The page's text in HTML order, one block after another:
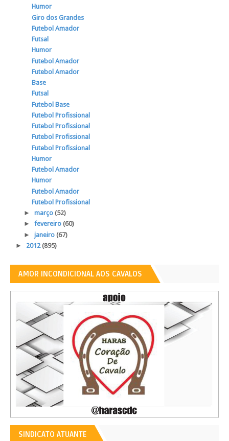
Humor
Giro dos Grandes
Futebol Amador
Futsal
Humor
Futebol Amador
Futebol Amador
Base
Futsal
Futebol Base
Futebol Profissional
Futebol Profissional
Futebol Profissional
Futebol Profissional
Humor
Futebol Amador
Humor
Futebol Amador
Futebol Profissional
► março (52)
► fevereiro (60)
► janeiro (67)
► 2012(895)
AMOR INCONDICIONAL AOS CAVALOS
SINDICATO ATUANTE